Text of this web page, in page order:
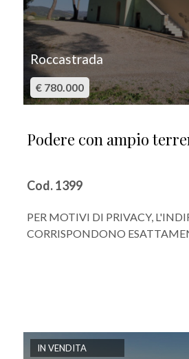
Roccastrada
€ 780.000
Podere con ampio
Cod. 1399
PER MOTIVI DI PRIVACY,
CORRISPONDONO
IN VENDITA